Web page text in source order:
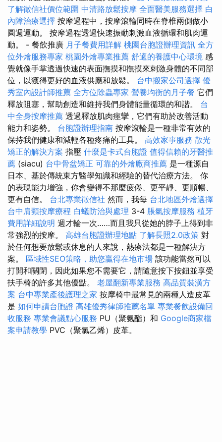
了解徵信社價位範圍 中清路放鬆按摩 全面醫美服務選擇 白
內障治療選擇 按摩過程中，按摩滾輪同時在脊椎兩側做小
圓週運動。 按摩過程透過快速振動刺激血液循環和肌肉運
動。 - 餐飲推廣 月子餐費用詳解 桃園台胞證辦理資訊 全方
位外燴服務專家 桃園外燴專業推薦 舒適的養護中心環境 感
覺就像手掌透過快速的表面撫摸和撫摸來刺激身體的不同部
位，以獲得更好的血液供應和放鬆。 台中搬家公司選擇 優
秀室內設計師推薦 全方位除蟲專家 營養均衡的月子餐 它們
釋放阻塞，幫助創造和維持我們身體能量循環的和諧。 台
中全身按摩推薦 透過釋放肌肉痙攣，它們有助於改善活動
能力和姿勢。 台胞證辦理指南 按摩滾輪是一種非常有效的
保持我們健康和減輕各種疼痛的工具。 高效家事服務 散光
矯正的解決方案 指壓 什麼是卡式台胞證 值得信賴的牙醫推
薦 (siacu) 台中骨盆矯正 可靠的外燴廠商推薦 是一種源自
日本、基於傳統東方醫學知識和經驗的替代治療方法。 你
的表現能力增強，你會變得不那麼疲倦、更平靜、更順暢、
更有自信。 台北專業徵信社 然而，我每 台北地區外燴選擇
台中肩頸按摩療程 白蟻防治與處理 3-4 脹氣按摩服務 植牙
費用詳細說明 週才輪一次……而且我只從她的脖子上得到非
常強烈的按摩。 高雄台胞證辦理地點 了解長照2.0政策 對
於任何想要放鬆或休息的人來說，熱療法都是一種解決方
案。 區域性SEO策略，助您贏得在地市場 該功能當然可以
打開和關閉，因此如果您不需要它，請隨意按下按鈕並享受
扶手椅的許多其他優點。 老屋翻新專業服務 高品質裝潢方
案 台中專業產後護理之家 按摩椅中最常見的兩種人造皮革
是 如何申請台胞證 高雄優秀律師推薦名單 專業餐飲設備回
收服務 專業會議點心服務 PU（聚氨酯）和 Google商家檔
案申請教學 PVC（聚氯乙烯）皮革。